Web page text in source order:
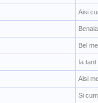
Aisi
Bel
Ia
Aisi
Si